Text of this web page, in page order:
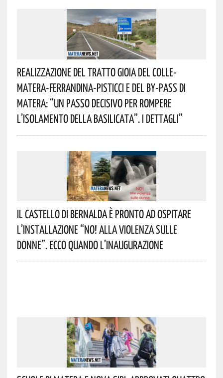
Realizzazione Del Tratto Gioia Del Colle-
Matera-Ferrandina-Pisticci E Del By-Pass Di
Matera: “Un Passo Decisivo Per Rompere
L’isolamento Della Basilicata”. I Dettagli”
Il Castello Di Bernalda È Pronto Ad Ospitare
L’installazione “NO! Alla Violenza Sulle
Donne”. Ecco Quando L’inaugurazione